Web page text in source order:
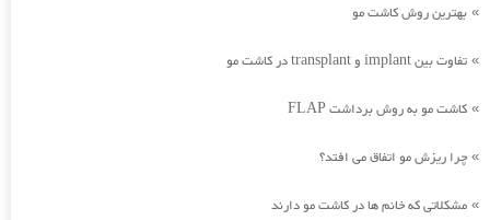
» بهترین روش کاشت مو
» تفاوت بین implant و transplant در کاشت مو
» کاشت مو به روش برداشت FLAP
» چرا ریزش مو اتفاق می افتد؟
» مشکلاتی که خانم ها در کاشت مو دارند